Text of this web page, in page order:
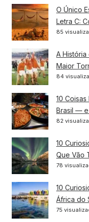
O Único
Letra C:
85
A
Maior
84
10
Brasil —
82
10
Que Vão
78
10
África do
75